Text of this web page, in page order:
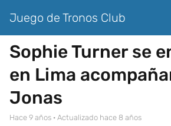
Juego de Tronos Club
Sophie Turner se
en Lima
Jonas
hace 9 años · Actualizado hace 8 años